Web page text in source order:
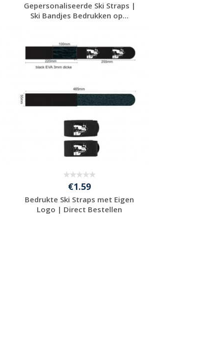
Gepersonaliseerde Ski Straps |
Ski Bandjes Bedrukken op...
aanvragen
€1.59
Bedrukte Ski Straps met Eigen
Logo | Direct Bestellen